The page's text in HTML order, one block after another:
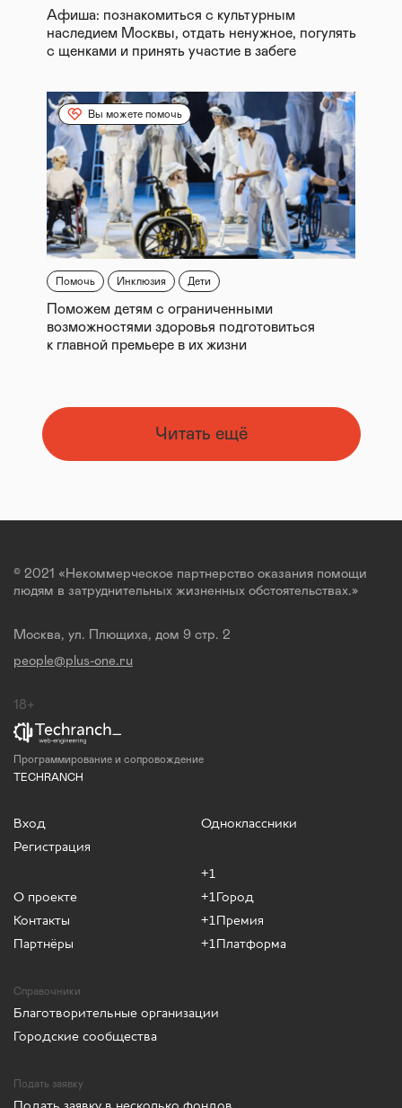
Афиша: познакомиться с культурным
наследием Москвы, отдать ненужное, погулять
с щенками и принять участие в забеге
Вы можете помочь
Помочь Инклюзия Дети
Поможем детям с ограниченными
возможностями здоровья подготовиться
к главной премьере в их жизни
Читать ещё
© 2021 «Некоммерческое партнерство оказания помощи
людям в затруднительных жизненных обстоятельствах.»
Москва, ул. Плющиха, дом 9 стр. 2
people@plus-one.ru
18+
Программирование и сопровождение
TECHRANCH
Вход
Регистрация
О проекте
Контакты
Партнёры
Одноклассники
+1
+1Город
+1Премия
+1Платформа
Справочники
Благотворительные организации
Городские сообщества
Подать заявку